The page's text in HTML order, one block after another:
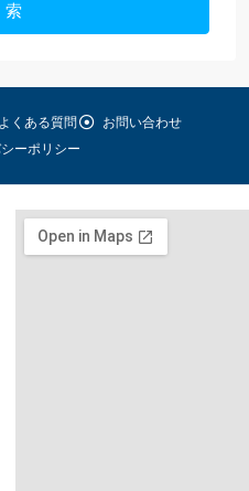
索
よくある質問
お問い合わせ
ーポリシー